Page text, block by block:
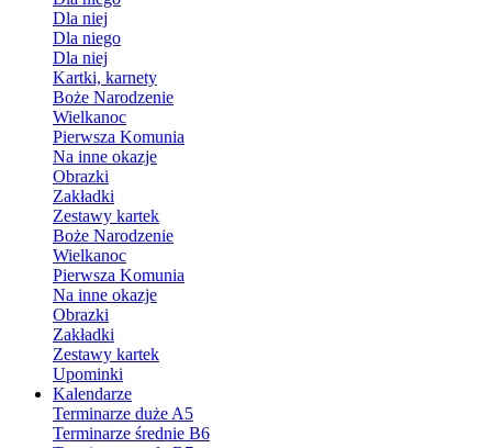
Dla niej
Dla niego
Dla niej
Kartki, karnety
Boże Narodzenie
Wielkanoc
Pierwsza Komunia
Na inne okazje
Obrazki
Zakładki
Zestawy kartek
Boże Narodzenie
Wielkanoc
Pierwsza Komunia
Na inne okazje
Obrazki
Zakładki
Zestawy kartek
Upominki
Kalendarze
Terminarze duże A5
Terminarze średnie B6